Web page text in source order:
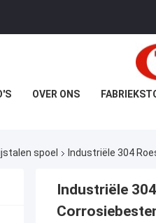
OVER ONS
spoel Industriële 304
Industriële